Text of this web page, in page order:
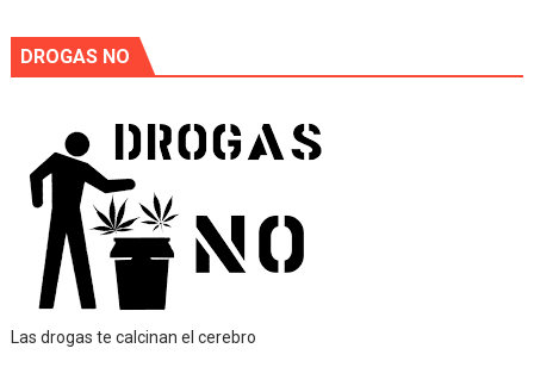
DROGAS NO
Las drogas te calcinan el cerebro